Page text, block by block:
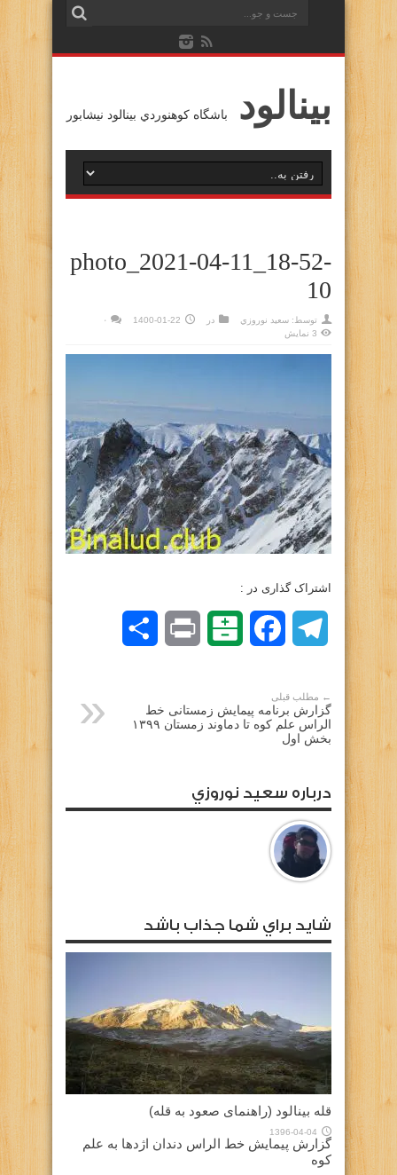
بينالود باشگاه كوهنوردي بينالود نيشابور
photo_2021-04-11_18-52-
10
توسط: سعيد نوروزي در 1400-01-22
۰
3 نمایش
اشتراک گذاری در :
Telegram
Facebook
Balatarin
Print
← مطلب قبلی
گزارش برنامه پیمایش زمستانی خط
الراس علم کوه تا دماوند زمستان ۱۳۹۹
بخش اول
درباره سعيد نوروزي
شايد براي شما جذاب باشد
قله بینالود (راهنمای صعود به قله)
1396-04-04
گزارش پیمایش خط الراس دندان اژدها به علم
کوه